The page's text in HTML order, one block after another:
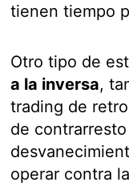
tienen tiempo
Otro tipo de
a la inversa,
trading de
de
operar contra